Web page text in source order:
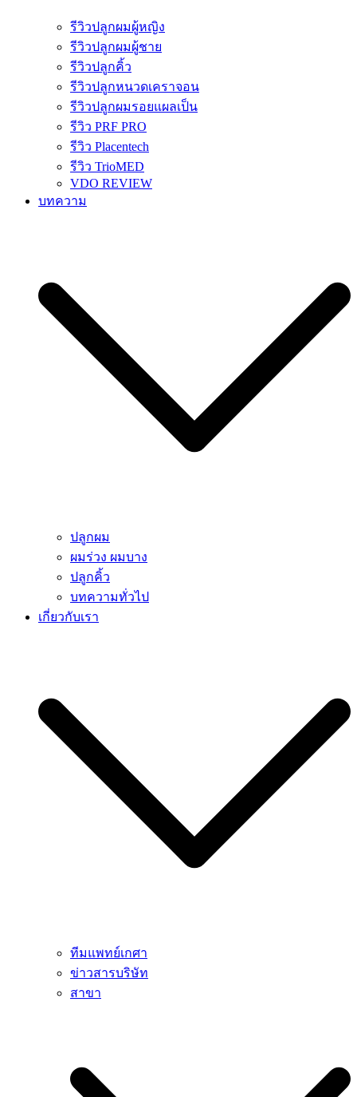
รีวิวปลูกผมผู้หญิง
รีวิวปลูกผมผู้ชาย
รีวิวปลูกคิ้ว
รีวิวปลูกหนวดเคราจอน
รีวิวปลูกผมรอยแผลเป็น
รีวิว PRF PRO
รีวิว Placentech
รีวิว TrioMED
VDO REVIEW
บทความ
ปลูกผม
ผมร่วง ผมบาง
ปลูกคิ้ว
บทความทั่วไป
เกี่ยวกับเรา
ทีมแพทย์เกศา
ข่าวสารบริษัท
สาขา